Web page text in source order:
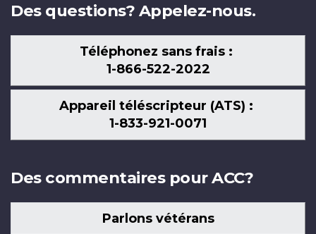
Des questions? Appelez-nous.
Téléphonez sans frais :
1-866-522-2022
Appareil téléscripteur (ATS) :
1-833-921-0071
Des commentaires pour ACC?
Parlons vétérans